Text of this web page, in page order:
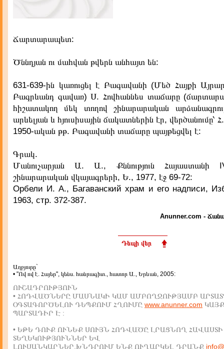
Ճարտարապետ:
Ծննդյան ու մահվան թվերն անհայտ են:
631-639-ին կառուցել է Բագավանի (Մեծ Հայքի
Բագրևանդ գավառ) Ս. Հովհաննես տաճարը
հիշատակող մեկ տողով շինարարական
արևելյան և հյուսիսային ճակատներին էր, վերծանումը՝
1950-ական թթ. Բագավանի տաճարը պայթեցվել է:
Գրակ.
Մանուչարյան Ա. Ա., Քննություն Հայաստանի
շինարարական վկայագրերի, Ե., 1977, էջ 69-72:
Орбели И. А., Багаванский храм и его надписи,
1963, стр. 372-387.
Anunner.com -
Դեպի վեր
Աղբյուրը`
• "Ով ով է. Հայեր", կենս. հանրագիտ., հատոր Ա., Երևան, 2005:
ՈՒՇԱԴՐՈՒԹՅՈՒՆ
• ՀՈԴՎԱԾՆԵՐԸ ՄԱՍՆԱԿԻ ԿԱՄ ԱՄԲՈՂՋՈՒԹՅԱՄԲ
ՕԳՏԱԳՈՐԾԵԼՈՒ ԴԵՊՔՈՒՄ ՀՂՈՒՄԸ www.anunner.com
ՊԱՐՏԱԴԻՐ Է :
• ԵԹԵ ԴՈՒՔ ՈՒՆԵՔ ՍՈՒՅՆ ՀՈԴՎԱԾԸ ԼՐԱՑՆՈՂ ՀԱՎԱՍՏԻ
ՏԵՂԵԿՈՒԹՅՈՒՆՆԵՐ ԵՎ
ԼՈՒՍԱՆԿԱՐՆԵՐ,ԽՆԴՐՈՒՄ ԵՆՔ ՈՒՂԱՐԿԵԼ ԴՐԱՆՔ